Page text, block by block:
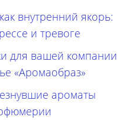
внутренний якорь:
и тревоге
для вашей компании
«Аромаобраз»
ароматы